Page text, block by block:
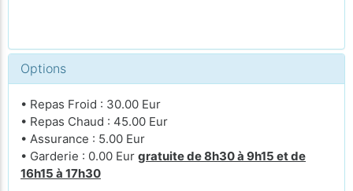
Options
• Repas Froid : 30.00 Eur
• Repas Chaud : 45.00 Eur
• Assurance : 5.00 Eur
• Garderie : 0.00 Eur gratuite de 8h30 à 9h15 et de
16h15 à 17h30